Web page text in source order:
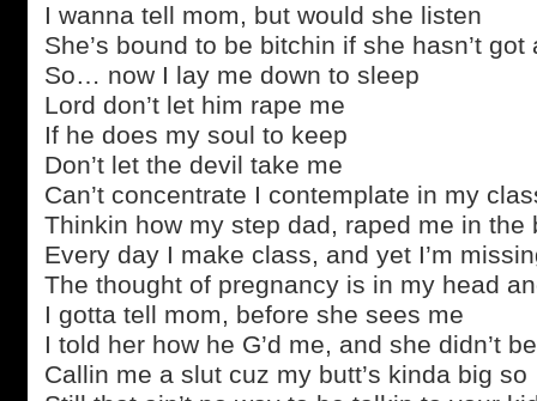
I wanna tell mom, but would she listen
She’s bound to be bitchin if she hasn’t got
So… now I lay me down to sleep
Lord don’t let him rape me
If he does my soul to keep
Don’t let the devil take me
Can’t concentrate I contemplate in my
Thinkin how my step dad, raped me in the
Every day I make class, and yet I’m
The thought of pregnancy is in my head
I gotta tell mom, before she sees me
I told her how he G’d me, and she didn’t
Callin me a slut cuz my butt’s kinda big so